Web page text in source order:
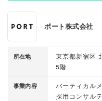
ポート株式会社
所在地
東京都新宿区
5階
事業内容
バーティカル
採用コンサル